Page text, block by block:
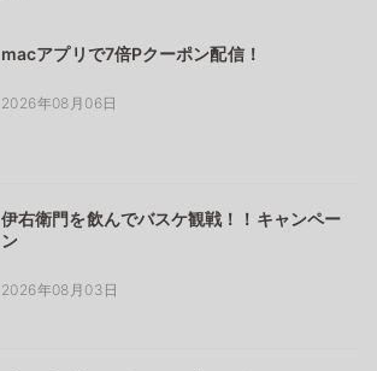
macアプリで7倍Pクーポン配信！
2026年08月06日
伊右衛門を飲んでバスケ観戦！！キャンペー
ン
2026年08月03日